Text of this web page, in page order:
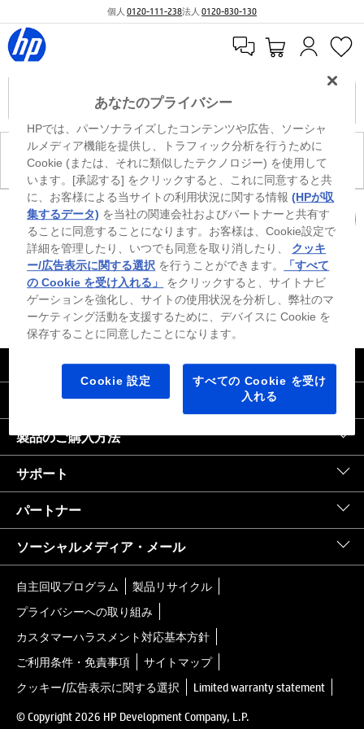
個人 0120-111-238法人 0120-830-130
現在、このカテゴリには商品がありません。
カートを確認
※ Windowsのすべてのエディションまたはバージョンで、すべての機能を使用でき
るわけではありません。Windowsの機能を最大限に活用するには、システムのハ
ードウェア、ドライバー、ソフトウェアのアップグレードおよび/または別途購
入、あるいはBIOSのアップデートが必要になる場合があります。Windowsは自動
的にアップデートされ、有効になります。高速インターネットとMicrosoftアカウ
ントが必要になります。ISPの料金が適用され、今後アップデートの際に要件が追
加される場合があります。http://www.windows.com 外部リンクアイコンをご覧く
ださい。
｜United States HP.com
会社情報
製品のご購入方法
サポート
パートナー
ソーシャルメディア・メール
自主回収プログラム
製品リサイクル
プライバシーへの取り組み
カスタマーハラスメント対応基本方針
ご利用条件・免責事項
サイトマップ
クッキー/広告表示に関する選択
Limited warranty statement
© Copyright 2026 HP Development Company, L.P.
あなたのプライバシー
HPでは、パーソナライズしたコンテンツや広告、ソーシャ
ルメディア機能を提供し、トラフィック分析を行うために
Cookie (または、それに類似したテクノロジー) を使用して
います。[承認する] をクリックすると、これに同意すると共
に、お客様による当サイトの利用状況に関する情報(HPが収
集するデータ) を当社の関連会社およびパートナーと共有す
ることに同意することになります。お客様は、Cookie設定で
詳細を管理したり、いつでも同意を取り消したり、 クッキ
ー/広告表示に関する選択 を行うことができます。
「すべて
の Cookie を受け入れる」
をクリックすると、サイトナビ
ゲーションを強化し、サイトの使用状況を分析し、弊社のマ
ーケティング活動を支援するために、デバイスに Cookie を
保存することに同意したことになります。
Cookie 設定
すべての Cookie を受け
入れる